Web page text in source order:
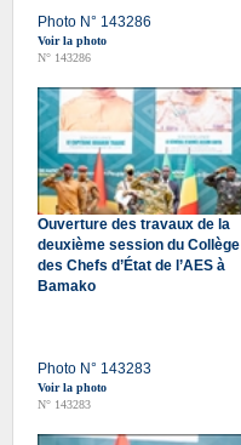
Photo N° 143286
Voir la photo
N° 143286
Ouverture des travaux de la
deuxième session du Collège
des Chefs d’État de l’AES à
Bamako
Photo N° 143283
Voir la photo
N° 143283